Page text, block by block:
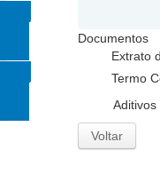
Documentos
Extrato
Termo
Aditivos
Voltar